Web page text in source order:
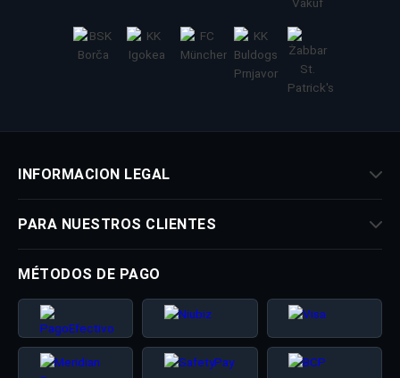
INFORMACION LEGAL
PARA NUESTROS CLIENTES
MÉTODOS DE PAGO